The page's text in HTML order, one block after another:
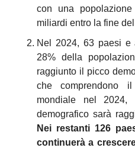
con una
miliardi entro la fine
Nel 2024, 63 paesi e
28% della
raggiunto il picco
che comprendono
mondiale nel
Nei restanti 126
continuerà a